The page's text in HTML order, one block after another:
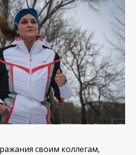
своим коллегам,